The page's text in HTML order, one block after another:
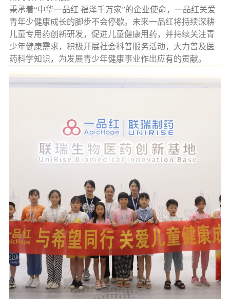
秉承着“中华一品红 福泽千万家”的企业使命，一品红关爱
青年少健康成长的脚步不会停歇。未来一品红将持续深耕
儿童专用药创新研发，促进儿童健康用药，并持续关注青
少年健康需求，积极开展社会科普服务活动，大力普及医
药科学知识，为发展青少年健康事业作出应有的贡献。